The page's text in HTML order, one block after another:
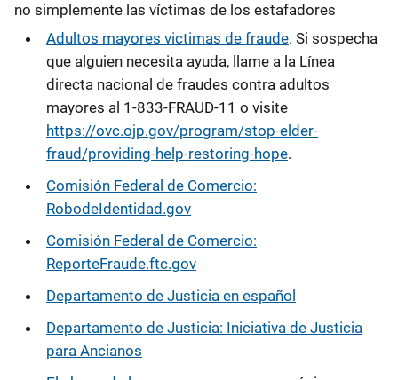
no simplemente las víctimas de los estafadores
Adultos mayores victimas de fraude. Si sospecha
que alguien necesita ayuda, llame a la Línea
directa nacional de fraudes contra adultos
mayores al 1-833-FRAUD-11 o visite
https://ovc.ojp.gov/program/stop-elder-
fraud/providing-help-restoring-hope.
Comisión Federal de Comercio:
RobodeIdentidad.gov
Comisión Federal de Comercio:
ReporteFraude.ftc.gov
Departamento de Justicia en español
Departamento de Justicia: Iniciativa de Justicia
para Ancianos